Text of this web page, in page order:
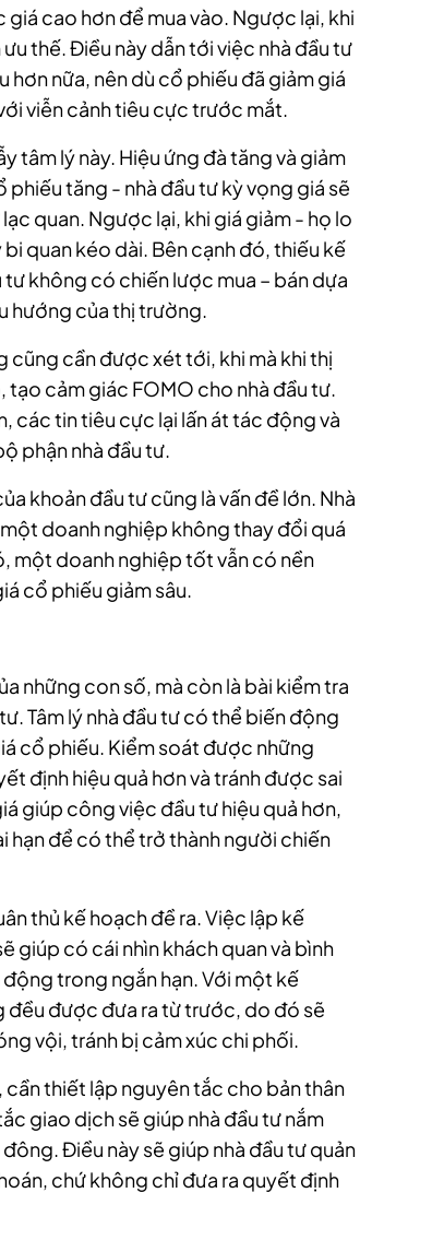
giá cao hơn để mua vào. Ngược lại, khi
thế. Điều này dẫn tới việc nhà đầu tư
nữa, nên dù cổ phiếu đã giảm giá
viễn cảnh tiêu cực trước mắt.
tâm lý này. Hiệu ứng đà tăng và giảm
phiếu tăng - nhà đầu tư kỳ vọng giá sẽ
quan. Ngược lại, khi giá giảm - họ lo
quan kéo dài. Bên cạnh đó, thiếu kế
không có chiến lược mua – bán dựa
hướng của thị trường.
cần được xét tới, khi mà khi thị
cảm giác FOMO cho nhà đầu tư.
các tin tiêu cực lại lấn át tác động và
phận nhà đầu tư.
khoản đầu tư cũng là vấn đề lớn. Nhà
doanh nghiệp không thay đổi quá
một doanh nghiệp tốt vẫn có nền
cổ phiếu giảm sâu.
những con số, mà còn là bài kiểm tra
Tâm lý nhà đầu tư có thể biến động
cổ phiếu. Kiểm soát được những
định hiệu quả hơn và tránh được sai
giúp công việc đầu tư hiệu quả hơn,
hạn để có thể trở thành người chiến
thủ kế hoạch đề ra. Việc lập kế
giúp có cái nhìn khách quan và bình
trong ngắn hạn. Với một kế
đều được đưa ra từ trước, do đó sẽ
vội, tránh bị cảm xúc chi phối.
thiết lập nguyên tắc cho bản thân
giao dịch sẽ giúp nhà đầu tư nắm
Điều này sẽ giúp nhà đầu tư quản
chứ không chỉ đưa ra quyết định